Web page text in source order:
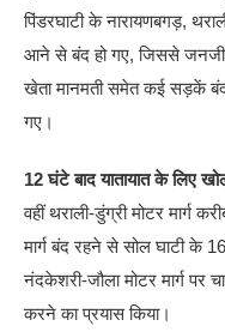
पिंडरघाटी के नारायणबगड़,
आने से बंद हो गए, जिससे
खेता मानमती समेत कई सड़कें
गए।
12 घंटे बाद यातायात के लिए
वहीं थराली-डुंग्री मोटर मार्ग
मार्ग बंद रहने से सोल घाटी के
नंदकेशरी-जौला मोटर मार्ग पर
करने का प्रयास किया।